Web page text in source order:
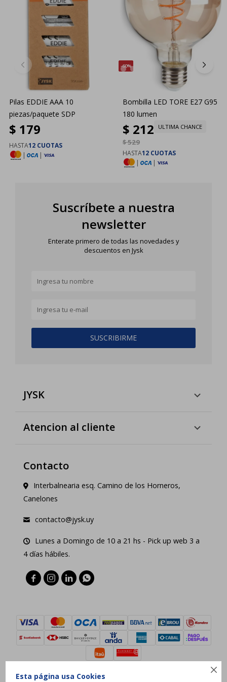

Esta página usa Cookies
Pilas EDDIE AAA 10
piezas/paquete SDP
$ 179
HASTA12 CUOTAS
|
|
60
Bombilla LED TORE E27 G95
180 lumen
$ 212
$529
ULTIMA CHANCE
HASTA12 CUOTAS
|
|
Suscríbete a nuestra
newsletter
Enterate primero de todas las novedades y
descuentos en Jysk
SUSCRIBIRME
JYSK
Atencion al cliente
Contacto
Interbalnearia esq. Camino de los Horneros,
Canelones
contacto@jysk.uy
Lunes a Domingo de 10 a 21 hs - Pick up web 3 a
4 días hábiles.
   